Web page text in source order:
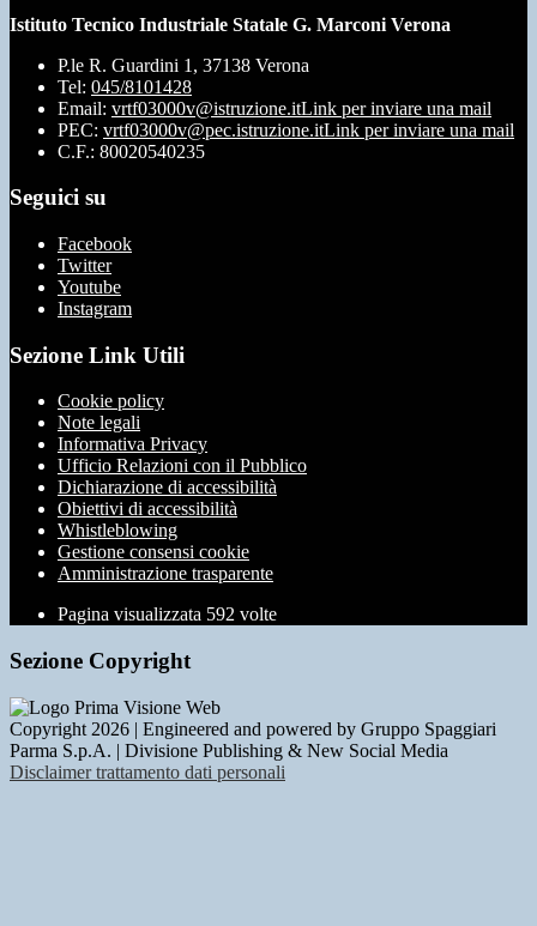
Istituto Tecnico Industriale Statale G. Marconi Verona
P.le R. Guardini 1, 37138 Verona
Tel: 045/8101428
Email: vrtf03000v@istruzione.itLink per inviare una mail
PEC: vrtf03000v@pec.istruzione.itLink per inviare una mail
C.F.: 80020540235
Seguici su
Facebook
Twitter
Youtube
Instagram
Sezione Link Utili
Cookie policy
Note legali
Informativa Privacy
Ufficio Relazioni con il Pubblico
Dichiarazione di accessibilità
Obiettivi di accessibilità
Whistleblowing
Gestione consensi cookie
Amministrazione trasparente
Pagina visualizzata 592 volte
Sezione Copyright
Copyright 2026 | Engineered and powered by Gruppo Spaggiari
Parma S.p.A. | Divisione Publishing & New Social Media
Disclaimer trattamento dati personali